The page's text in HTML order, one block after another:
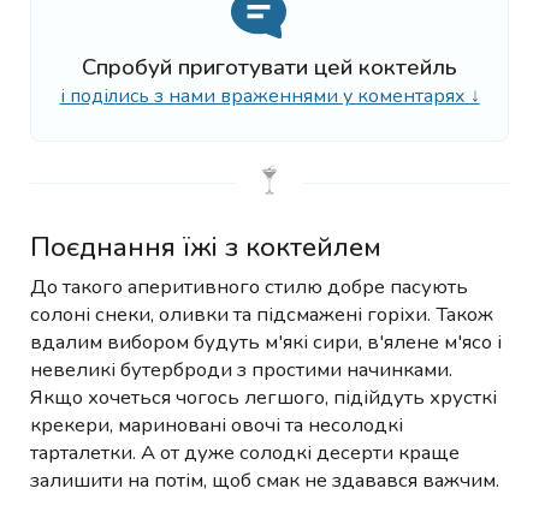
Спробуй приготувати цей коктейль
і поділись з нами враженнями у коментарях ↓
Поєднання їжі з коктейлем
До такого аперитивного стилю добре пасують
солоні снеки, оливки та підсмажені горіхи. Також
вдалим вибором будуть м'які сири, в'ялене м'ясо і
невеликі бутерброди з простими начинками.
Якщо хочеться чогось легшого, підійдуть хрусткі
крекери, мариновані овочі та несолодкі
тарталетки. А от дуже солодкі десерти краще
залишити на потім, щоб смак не здавався важчим.